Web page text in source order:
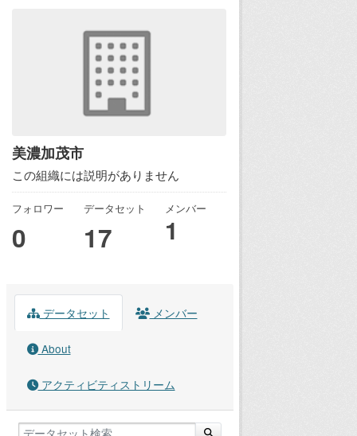
美濃加茂市
この組織には説明がありません
フォロワー
0
データセット
17
メンバー
1
データセット メンバー
About
アクティビティストリーム